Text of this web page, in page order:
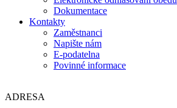
Dokumentace
Kontakty
Zaměstnanci
Napište nám
E-podatelna
Povinné informace
ADRESA